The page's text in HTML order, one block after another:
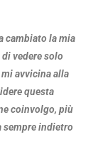
cambiato la mia
vedere solo
avvicina alla
questa
coinvolgo, più
sempre indietro